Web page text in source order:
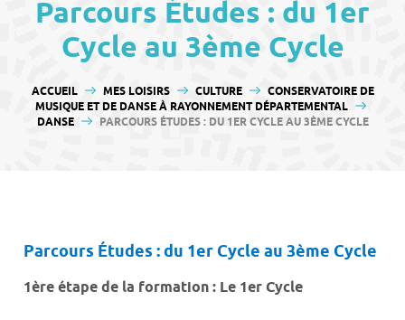
Parcours Études : du 1er
Cycle au 3ème Cycle
VOUS ÊTES ICI :
ACCUEIL MES LOISIRS CULTURE
CONSERVATOIRE DE
MUSIQUE ET DE DANSE À RAYONNEMENT DÉPARTEMENTAL
DANSE
PARCOURS ÉTUDES : DU 1ER CYCLE AU 3ÈME CYCLE
Parcours Études : du 1er Cycle au 3ème Cycle
1ère étape de la formation : Le 1er Cycle